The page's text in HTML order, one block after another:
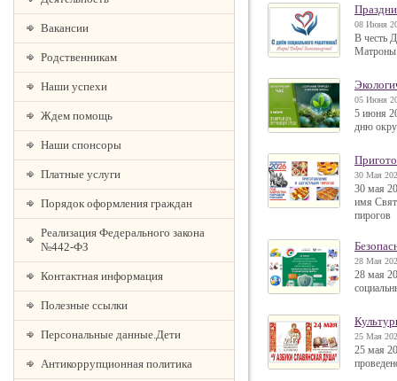
Вакансии
Родственникам
Наши успехи
Ждем помощь
Наши спонсоры
Платные услуги
Порядок оформления граждан
Реализация Федерального закона
№442-ФЗ
Контактная информация
Полезные ссылки
Персональные данные.Дети
Антикоррупционная политика
08 Июня
В честь
Матроны
05 Июня
5 июня
дню
30 Мая
30 мая
имя
пирогов
28 Мая
28 мая
25 Мая
25 мая